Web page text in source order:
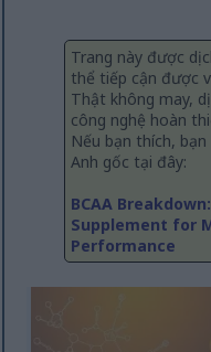
Trang này được
thể tiếp cận được
Thật không may,
công nghệ hoàn
Nếu bạn thích,
Anh gốc tại đây:
BCAA
Supplement for
Performance